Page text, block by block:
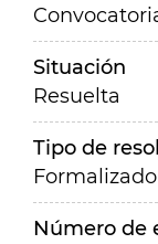
Situación
Resuelta
Tipo de
Formalizado
Número de